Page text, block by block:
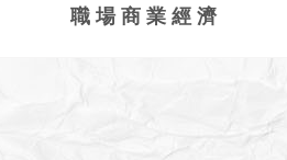
職場商業經濟